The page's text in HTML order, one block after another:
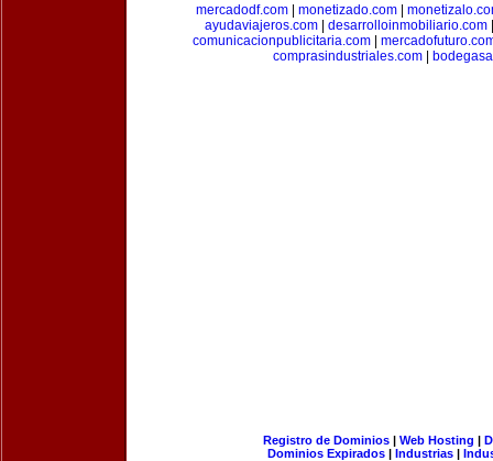
mercadodf.com| monetizado.com|
ayudaviajeros.com
desarrolloinmobiliario.com
comunicacionpublicitaria.com|
comprasindustriales.com|
Registro de Dominios| Web Hosting |
Dominios Expirados | Industrias |